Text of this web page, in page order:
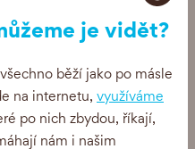
je vidět?
běží jako po másle
na internetu, využíváme
po nich zbydou, říkají,
nám i našim